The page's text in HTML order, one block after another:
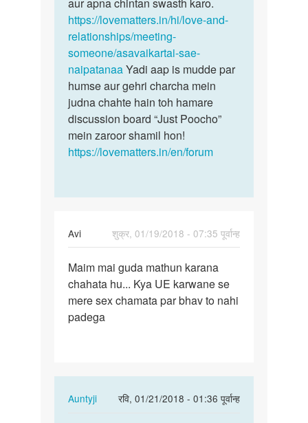
https://lovematters.in/hi/love-and-
relationships/meeting-
someone/asavaikartai-sae-
naipatanaaYadi aap is mudde par
humse aur gehri charcha mein
judna chahte hain toh hamare
discussion board “Just Poocho”
mein zaroor shamil hon!
https://lovematters.in/en/forum
Avi
शुक्र, 01/19/2018 - 07:35 पूर्वान्ह
Maim
mai
guda
mathun
Maim mai guda mathun karana
chahata hu... Kya UE karwane se
mere sex chamata par bhav to nahi
padega
Auntyji
रवि, 01/21/2018 - 01:36 पूर्वान्ह
In